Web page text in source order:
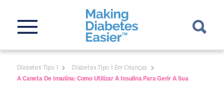
Diabetes Tipo 1
Diabetes Tipo 1 Em Crianças
A Caneta De Insulina: Como Utilizar A Insulina Para Gerir A Sua